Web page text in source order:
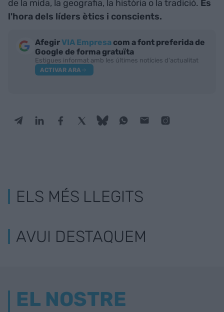
de la mida, la geografia, la història o la tradició. És
l'hora dels líders ètics i conscients.
AfegirVIA Empresa com a font preferida de
Google de forma gratuïta
Estigues informat amb les últimes notícies d'actualitat
ACTIVAR ARA
ELS MÉS LLEGITS
AVUI DESTAQUEM
EL NOSTRE